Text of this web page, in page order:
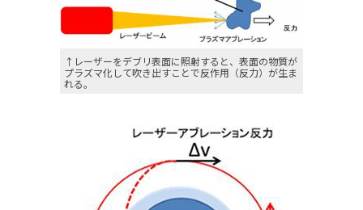
↑レーザーをデブリ表面に照射すると、表面の物質が
プラズマ化して吹き出すことで反作用（反力）が生ま
れる。